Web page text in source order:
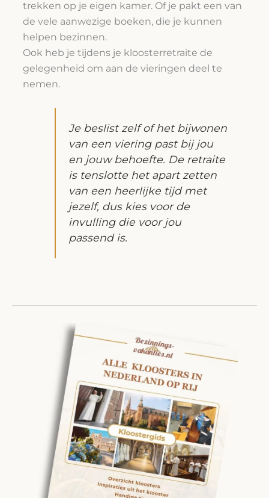
trekken op je eigen kamer. Of je pakt een van
de vele aanwezige boeken, die je kunnen
helpen bezinnen.
Ook heb je tijdens je kloosterretraite de
gelegenheid om aan de vieringen deel te
nemen.
Je beslist zelf of het bijwonen
van een viering past bij jou
en jouw behoefte. De retraite
is tenslotte het apart zetten
van een heerlijke tijd met
jezelf, dus kies voor de
invulling die voor jou
passend is.